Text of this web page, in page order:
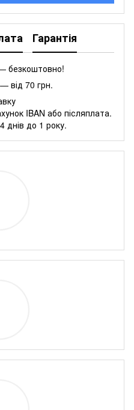
Гарантія
безкоштовно!
від 70 грн.
IBAN або післяплата.
днів до 1 року.